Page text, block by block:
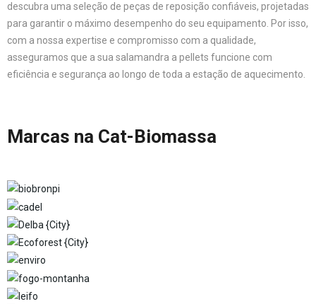
descubra uma seleção de peças de reposição confiáveis, projetadas
para garantir o máximo desempenho do seu equipamento. Por isso,
com a nossa expertise e compromisso com a qualidade,
asseguramos que a sua salamandra a pellets funcione com
eficiência e segurança ao longo de toda a estação de aquecimento.
Marcas na Cat-Biomassa